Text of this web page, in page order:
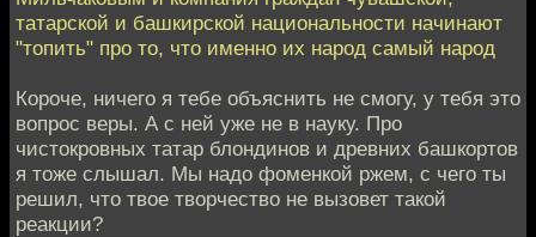
татарской и башкирской национальности начинают
"топить" про то, что именно их народ самый народ
Короче, ничего я тебе объяснить не смогу, у тебя это
вопрос веры. А с ней уже не в науку. Про
чистокровных татар блондинов и древних башкортов
я тоже слышал. Мы надо фоменкой ржем, с чего ты
решил, что твое творчество не вызовет такой
реакции?